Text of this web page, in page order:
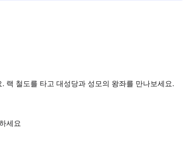
랙 철도를 타고 대성당과 성모의 왕좌를 만나보세요.
세요